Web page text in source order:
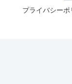
プライバシーポ